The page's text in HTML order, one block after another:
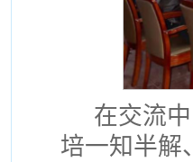
在交流
培一知半解